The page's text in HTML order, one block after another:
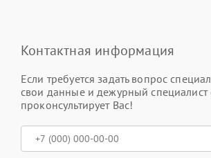
Контактная информация
Если требуется задать вопрос
свои данные и дежурный специалист
проконсультирует Вас!